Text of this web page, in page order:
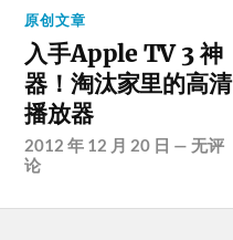
原创文章
入手Apple TV 3 神
器！淘汰家里的高清
播放器
2012 年 12 月 20 日 —无评
论